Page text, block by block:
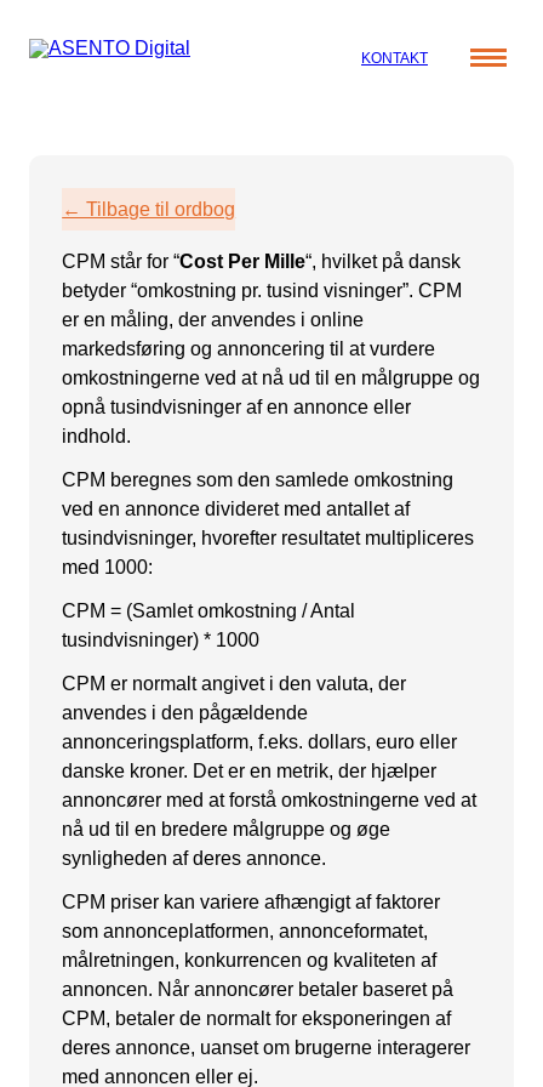
KONTAKT
ORGANIC SEARCH
SEO
GEO
Programmatic SEO
FÅ KORTLAGT DIN AI SYNLIGHED
PAID SOCIAL
Meta annoncering
Snapchat annoncering
LinkedIn annoncering
TikTok annoncering
PAID SEARCH
Google Ads
Display annoncering
YouTube annoncering
Google shopping
Bing Ads
E-MAIL MARKETING
Viden
Blog
Webinar
Whitepapers
Mød teamet
Karriere
Nyhedsbrev
← Tilbage til ordbog
CPM står for “Cost Per Mille“, hvilket på dansk
betyder “omkostning pr. tusind visninger”. CPM
er en måling, der anvendes i online
markedsføring og annoncering til at vurdere
omkostningerne ved at nå ud til en målgruppe og
opnå tusindvisninger af en annonce eller
indhold.
CPM beregnes som den samlede omkostning
ved en annonce divideret med antallet af
tusindvisninger, hvorefter resultatet multipliceres
med 1000:
CPM = (Samlet omkostning / Antal
tusindvisninger) * 1000
CPM er normalt angivet i den valuta, der
anvendes i den pågældende
annonceringsplatform, f.eks. dollars, euro eller
danske kroner. Det er en metrik, der hjælper
annoncører med at forstå omkostningerne ved at
nå ud til en bredere målgruppe og øge
synligheden af deres annonce.
CPM priser kan variere afhængigt af faktorer
som annonceplatformen, annonceformatet,
målretningen, konkurrencen og kvaliteten af
annoncen. Når annoncører betaler baseret på
CPM, betaler de normalt for eksponeringen af
deres annonce, uanset om brugerne interagerer
med annoncen eller ej.